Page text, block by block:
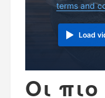
terms and
Load
Οι πιο